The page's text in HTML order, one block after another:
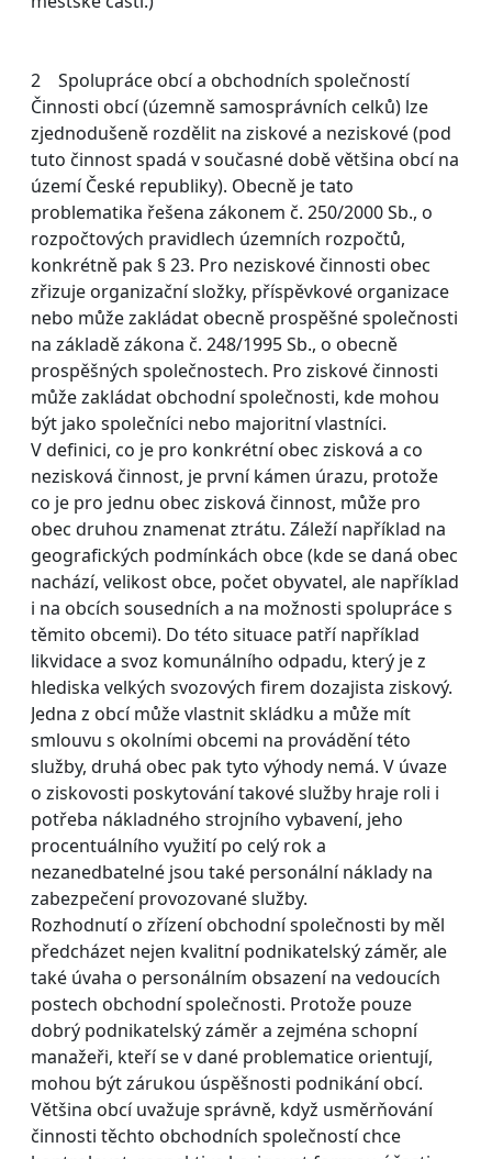
2 Spolupráce obcí a obchodních společností
Činnosti obcí (územně samosprávních celků) lze
zjednodušeně rozdělit na ziskové a neziskové (pod
tuto činnost spadá v současné době většina obcí na
území České republiky). Obecně je tato
problematika řešena zákonem č. 250/2000 Sb., o
rozpočtových pravidlech územních rozpočtů,
konkrétně pak § 23. Pro neziskové činnosti obec
zřizuje organizační složky, příspěvkové organizace
nebo může zakládat obecně prospěšné společnosti
na základě zákona č. 248/1995 Sb., o obecně
prospěšných společnostech. Pro ziskové činnosti
může zakládat obchodní společnosti, kde mohou
být jako společníci nebo majoritní vlastníci.
V definici, co je pro konkrétní obec zisková a co
nezisková činnost, je první kámen úrazu, protože
co je pro jednu obec zisková činnost, může pro
obec druhou znamenat ztrátu. Záleží například na
geografických podmínkách obce (kde se daná obec
nachází, velikost obce, počet obyvatel, ale například
i na obcích sousedních a na možnosti spolupráce s
těmito obcemi). Do této situace patří například
likvidace a svoz komunálního odpadu, který je z
hlediska velkých svozových firem dozajista ziskový.
Jedna z obcí může vlastnit skládku a může mít
smlouvu s okolními obcemi na provádění této
služby, druhá obec pak tyto výhody nemá. V úvaze
o ziskovosti poskytování takové služby hraje roli i
potřeba nákladného strojního vybavení, jeho
procentuálního využití po celý rok a
nezanedbatelné jsou také personální náklady na
zabezpečení provozované služby.
Rozhodnutí o zřízení obchodní společnosti by měl
předcházet nejen kvalitní podnikatelský záměr, ale
také úvaha o personálním obsazení na vedoucích
postech obchodní společnosti. Protože pouze
dobrý podnikatelský záměr a zejména schopní
manažeři, kteří se v dané problematice orientují,
mohou být zárukou úspěšnosti podnikání obcí.
Většina obcí uvažuje správně, když usměrňování
činnosti těchto obchodních společností chce